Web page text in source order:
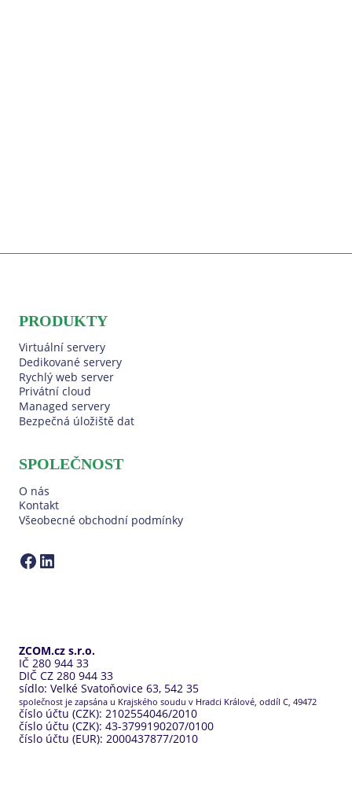
PRODUKTY
Virtuální servery
Dedikované servery
Rychlý web server
Privátní cloud
Managed servery
Bezpečná úložiště dat
SPOLEČNOST
O nás
Kontakt
Všeobecné obchodní podmínky
ZCOM na Facebooku
LinkedIn ZCOM
ZCOM.cz s.r.o.
IČ 280 944 33
DIČ CZ 280 944 33
sídlo: Velké Svatoňovice 63, 542 35
společnost je zapsána u Krajského soudu v Hradci Králové, oddíl C, 49472
číslo účtu (CZK): 2102554046/2010
číslo účtu (CZK): 43-3799190207/0100
číslo účtu (EUR): 2000437877/2010